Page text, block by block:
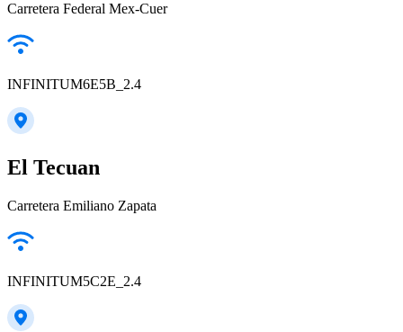
Carretera Federal Mex-Cuer
INFINITUM6E5B_2.4
El Tecuan
Carretera Emiliano Zapata
INFINITUM5C2E_2.4